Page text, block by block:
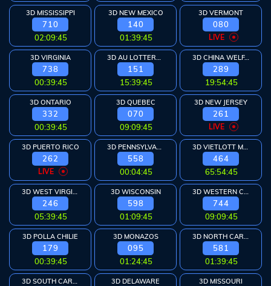
3D MISSISSIPPI
710
02:09:44
3D NEW MEXICO
140
01:39:44
3D VERMONT
080
LIVE
3D VIRGINIA
738
00:39:44
151
15:39:44
3D CHINA WELFARE
289
19:54:44
3D ONTARIO
332
00:39:44
3D QUEBEC
070
09:09:44
3D NEW JERSEY
261
LIVE
3D PUERTO RICO
262
LIVE
3D PENNSYLVANIA
558
00:04:44
3D VIETLOTT MAX
464
65:54:44
246
05:39:44
3D WISCONSIN
598
01:09:44
744
09:09:44
3D POLLA CHILIE
179
00:39:44
3D MONAZOS
095
01:24:44
581
01:39:44
3D DELAWARE 3D MISSOURI